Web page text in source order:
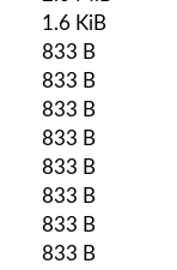
1.6 KiB
833 B
833 B
833 B
833 B
833 B
833 B
833 B
833 B